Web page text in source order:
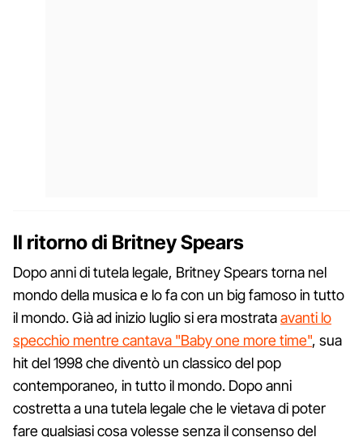
Il ritorno di Britney Spears
Dopo anni di tutela legale, Britney Spears torna nel
mondo della musica e lo fa con un big famoso in tutto
il mondo. Già ad inizio luglio si era mostrataavanti lo
specchio mentre cantava "Baby one more time", sua
hit del 1998 che diventò un classico del pop
contemporaneo, in tutto il mondo. Dopo anni
costretta a una tutela legale che le vietava di poter
fare qualsiasi cosa volesse senza il consenso del